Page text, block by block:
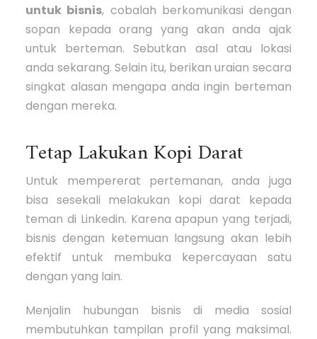
untuk bisnis, cobalah berkomunikasi dengan
sopan kepada orang yang akan anda ajak
untuk berteman. Sebutkan asal atau lokasi
anda sekarang. Selain itu, berikan uraian secara
singkat alasan mengapa anda ingin berteman
dengan mereka.
Tetap Lakukan Kopi Darat
Untuk mempererat pertemanan, anda juga
bisa sesekali melakukan kopi darat kepada
teman di Linkedin. Karena apapun yang terjadi,
bisnis dengan ketemuan langsung akan lebih
efektif untuk membuka kepercayaan satu
dengan yang lain.
Menjalin hubungan bisnis di media sosial
membutuhkan tampilan profil yang maksimal.